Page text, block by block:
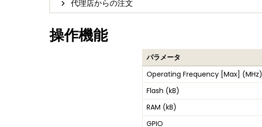
代理店からの注文
操作機能
パラメータ
Operating Frequency [Max] (MHz)
Flash (kB)
RAM (kB)
GPIO